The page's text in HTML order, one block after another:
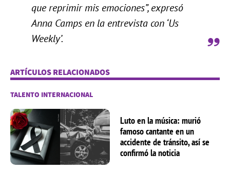
que reprimir mis emociones”, expresó
Anna Camps en la entrevista con ‘Us
Weekly’.
ARTÍCULOS RELACIONADOS
TALENTO INTERNACIONAL
Luto en la música: murió
famoso cantante en un
accidente de tránsito, así se
confirmó la noticia